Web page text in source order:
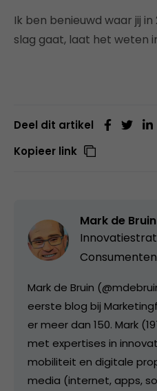
Ik ben benieuwd waar jij
slag gaat, laat het weten
Deel dit artikel
Kopieer link
Mark de Bruin
Mark de Bruin
eerste blog bij
er meer dan 150. Mark
met expertises in
mobiliteit en digitale
media (internet, apps,